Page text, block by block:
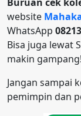
website
WhatsApp
Bisa juga lewat
makin gampang!
Jangan sampai
pemimpin dan